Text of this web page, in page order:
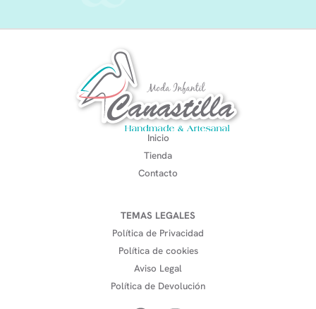
Inicio
Tienda
Contacto
TEMAS LEGALES
Política de Privacidad
Política de cookies
Aviso Legal
Política de Devolución